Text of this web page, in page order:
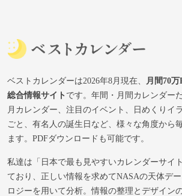
ベストカレンダーは2026年8月現在、
月間70
総合情報サイトです。年間・月間カレンダー
月カレンダー、注目のイベント、日めくりイ
ごと、有名人の誕生日など、様々な角度から
ます。PDFダウンロードも可能です。
私達は「日本で最も見やすいカレンダーサイ
ており、正しい情報を求めてNASAの天体デ
ロジーを用いて分析。情報の整理とデザイン